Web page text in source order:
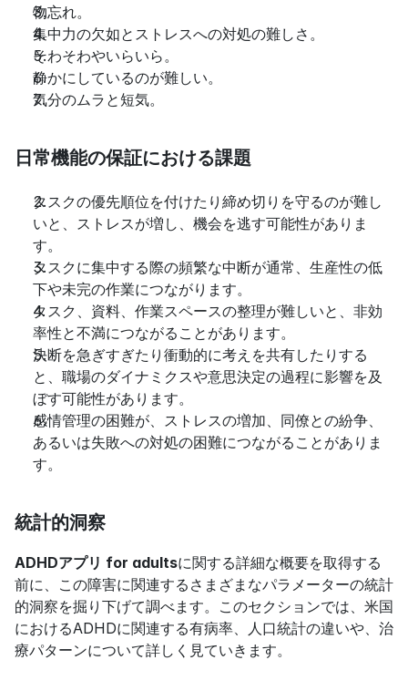
物忘れ。
集中力の欠如とストレスへの対処の難しさ。
そわそわやいらいら。
静かにしているのが難しい。
気分のムラと短気。
日常機能の保証における課題
タスクの優先順位を付けたり締め切りを守るのが難し
いと、ストレスが増し、機会を逃す可能性がありま
す。
タスクに集中する際の頻繁な中断が通常、生産性の低
下や未完の作業につながります。
タスク、資料、作業スペースの整理が難しいと、非効
率性と不満につながることがあります。
決断を急ぎすぎたり衝動的に考えを共有したりする
と、職場のダイナミクスや意思決定の過程に影響を及
ぼす可能性があります。
感情管理の困難が、ストレスの増加、同僚との紛争、
あるいは失敗への対処の困難につながることがありま
す。
統計的洞察
ADHDアプリ for adultsに関する詳細な概要を取得する
前に、この障害に関連するさまざまなパラメーターの統計
的洞察を掘り下げて調べます。このセクションでは、米国
におけるADHDに関連する有病率、人口統計の違いや、治
療パターンについて詳しく見ていきます。